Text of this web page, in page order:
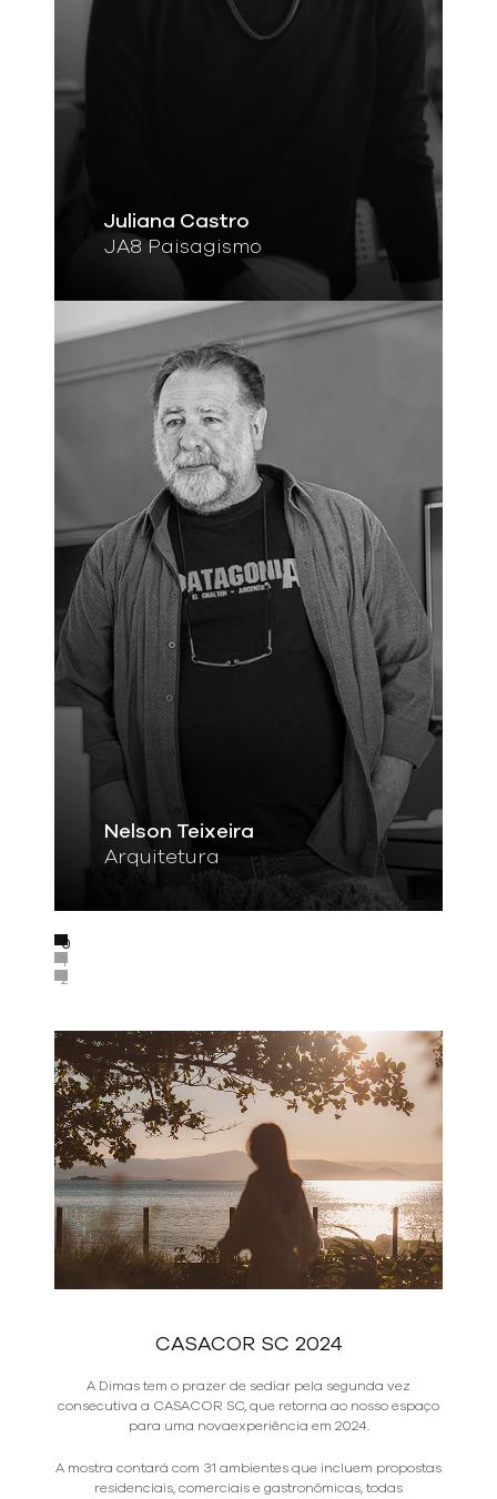
Juliana Castro
JA8 Paisagismo
Nelson Teixeira
Arquitetura
0
1
2
CASACOR SC 2024
A Dimas tem o prazer de sediar pela segunda vez
consecutiva a CASACOR SC, que retorna ao nosso espaço
para uma novaexperiência em 2024.
A mostra contará com 31 ambientes que incluem propostas
residenciais, comerciais e gastronômicas, todas